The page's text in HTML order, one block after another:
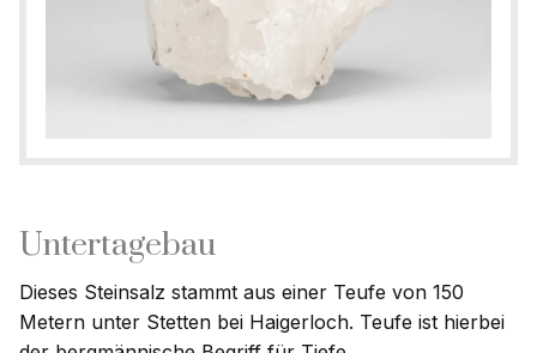
Untertagebau
Dieses Steinsalz stammt aus einer Teufe von 150
Metern unter Stetten bei Haigerloch. Teufe ist hierbei